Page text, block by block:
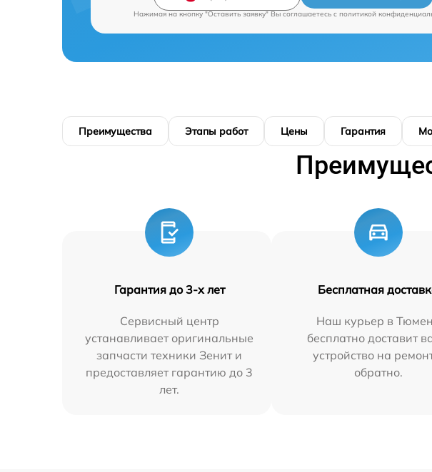
Нажимая на кнопку "Оставить заявку" Вы соглашаетесь c политикой
Преимущества Этапы работ Цены Гарантия
Гарантия до 3-х лет
Сервисный центр
устанавливает оригинальные
запчасти техники Зенит и
предоставляет гарантию до 3
лет.
Бесплатная
Наш курьер в
бесплатно доставит
устройство на
обратно.